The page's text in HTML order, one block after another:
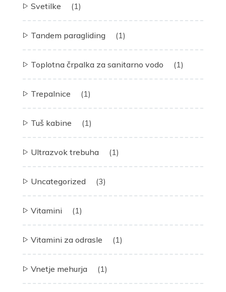
Svetilke (1)
Tandem paragliding (1)
Toplotna črpalka za sanitarno vodo (1)
Trepalnice (1)
Tuš kabine (1)
Ultrazvok trebuha (1)
Uncategorized (3)
Vitamini (1)
Vitamini za odrasle (1)
Vnetje mehurja (1)